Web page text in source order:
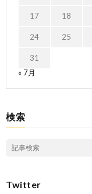
17 18
24 25
31
« 7月
検索
Twitter